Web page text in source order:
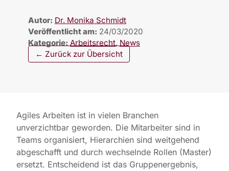
Autor: Dr. Monika Schmidt
Veröffentlicht am: 24/03/2020
Kategorie: Arbeitsrecht, News
← Zurück zur Übersicht
Agiles Arbeiten ist in vielen Branchen
unverzichtbar geworden. Die Mitarbeiter sind in
Teams organisiert, Hierarchien sind weitgehend
abgeschafft und durch wechselnde Rollen (Master)
ersetzt. Entscheidend ist das Gruppenergebnis,